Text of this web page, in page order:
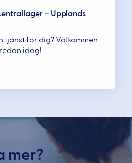
– Upplands
tjänst för dig? Välkommen
idag!
mer?